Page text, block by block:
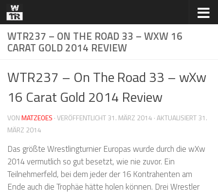
Zum Inhalt springen
WTR237 – ON THE ROAD 33 – WXW 16
CARAT GOLD 2014 REVIEW
WTR237 – On The Road 33 – wXw
16 Carat Gold 2014 Review
VONMATZEOES · VERÖFFENTLICHT31. MÄRZ 2014 · AKTUALISIERT31.
MÄRZ 2014
Das größte Wrestlingturnier Europas wurde durch die wXw
2014 vermutlich so gut besetzt, wie nie zuvor. Ein
Teilnehmerfeld, bei dem jeder der 16 Kontrahenten am
Ende auch die Trophäe hätte holen können. Drei Wrestler